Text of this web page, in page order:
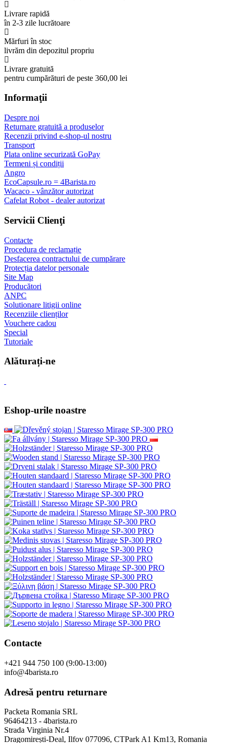
Livrare rapidă
în 2-3 zile lucrătoare
Mărfuri în stoc
livrăm din depozitul propriu
Livrare gratuită
pentru cumpărături de peste 360,00 lei
Informaţii
Despre noi
Returnare gratuită a produselor
Recenzii privind e-shop-ul nostru
Transport
Plata online securizată GoPay
Termeni și condiții
Angro
EcoCapsule.ro = 4Barista.ro
Wacaco - vânzător autorizat
Cafelat Robot - dealer autorizat
Servicii Clienţi
Contacte
Procedura de reclamație
Desfacerea contractului de cumpărare
Protecția datelor personale
Site Map
Producători
ANPC
Solutionare litigii online
Recenziile clienților
Vouchere cadou
Special
Tutoriale
Alăturați-ne
Eshop-urile noastre
Contacte
+421 944 750 100 (9:00-13:00)
info@4barista.ro
Adresă pentru returnare
Packeta Romania SRL
96464213 - 4barista.ro
Strada Virginia Nr.4
Dragomirești-Deal, Ilfov 077096, CTPark A1 Km13, Romania